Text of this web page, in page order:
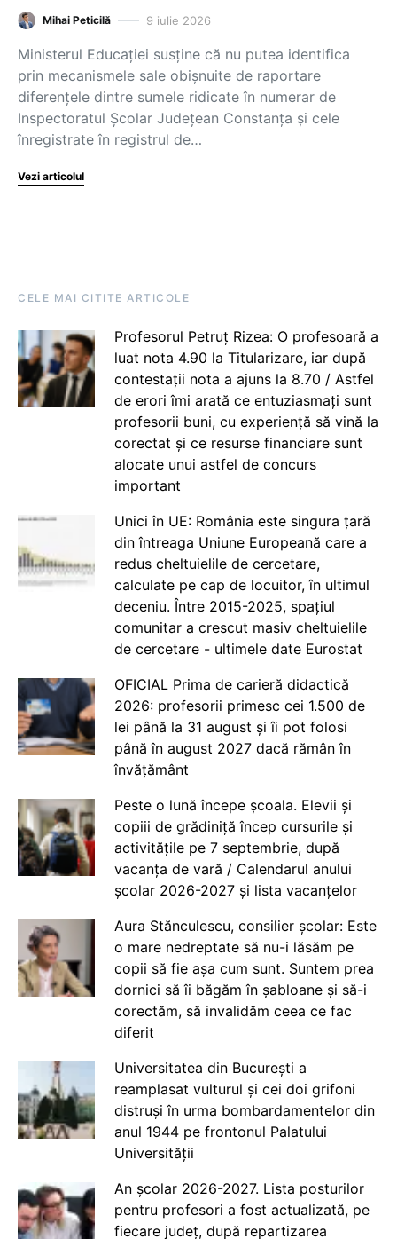
Mihai Peticilă 9 iulie 2026
Ministerul Educației susține că nu putea identifica
prin mecanismele sale obișnuite de raportare
diferențele dintre sumele ridicate în numerar de
Inspectoratul Școlar Județean Constanța și cele
înregistrate în registrul de…
Vezi articolul
CELE MAI CITITE ARTICOLE
Profesorul Petruț Rizea: O profesoară a
luat nota 4.90 la Titularizare, iar după
contestații nota a ajuns la 8.70 / Astfel
de erori îmi arată ce entuziasmați sunt
profesorii buni, cu experiență să vină la
corectat și ce resurse financiare sunt
alocate unui astfel de concurs
important
Unici în UE: România este singura țară
din întreaga Uniune Europeană care a
redus cheltuielile de cercetare,
calculate pe cap de locuitor, în ultimul
deceniu. Între 2015-2025, spațiul
comunitar a crescut masiv cheltuielile
de cercetare - ultimele date Eurostat
OFICIAL Prima de carieră didactică
2026: profesorii primesc cei 1.500 de
lei până la 31 august și îi pot folosi
până în august 2027 dacă rămân în
învățământ
Peste o lună începe școala. Elevii și
copiii de grădiniță încep cursurile și
activitățile pe 7 septembrie, după
vacanța de vară / Calendarul anului
școlar 2026-2027 și lista vacanțelor
Aura Stănculescu, consilier școlar: Este
o mare nedreptate să nu-i lăsăm pe
copii să fie așa cum sunt. Suntem prea
dornici să îi băgăm în șabloane și să-i
corectăm, să invalidăm ceea ce fac
diferit
Universitatea din București a
reamplasat vulturul și cei doi grifoni
distruși în urma bombardamentelor din
anul 1944 pe frontonul Palatului
Universității
An școlar 2026-2027. Lista posturilor
pentru profesori a fost actualizată, pe
fiecare județ, după repartizarea